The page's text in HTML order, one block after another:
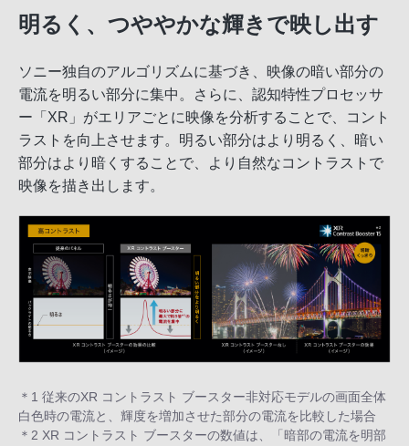
明るく、つややかな輝きで映し出す
ソニー独自のアルゴリズムに基づき、映像の暗い部分の
電流を明るい部分に集中。さらに、認知特性プロセッサ
ー「XR」がエリアごとに映像を分析することで、コント
ラストを向上させます。明るい部分はより明るく、暗い
部分はより暗くすることで、より自然なコントラストで
映像を描き出します。
＊1 従来のXR コントラスト ブースター非対応モデルの画面全体
白色時の電流と、輝度を増加させた部分の電流を比較した場合
＊2 XR コントラスト ブースターの数値は、「暗部の電流を明部